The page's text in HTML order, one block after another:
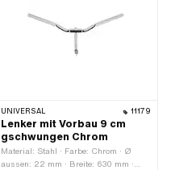
UNIVERSAL 11179
Lenker mit Vorbau 9 cm
gschwungen Chrom
Material: Stahl · Farbe: Chrom · Ø
aussen: 22 mm · Breite: 630 mm ·